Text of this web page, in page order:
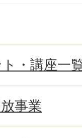
・講座一
事業